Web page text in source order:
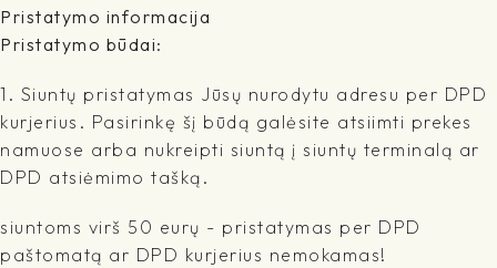
Pristatymo informacija
Pristatymo būdai:
1. Siuntų pristatymas Jūsų nurodytu adresu per DPD
kurjerius. Pasirinkę šį būdą galėsite atsiimti prekes
namuose arba nukreipti siuntą į siuntų terminalą ar
DPD atsiėmimo tašką.
siuntoms virš 50 eurų - pristatymas per DPD
paštomatą ar DPD kurjerius nemokamas!